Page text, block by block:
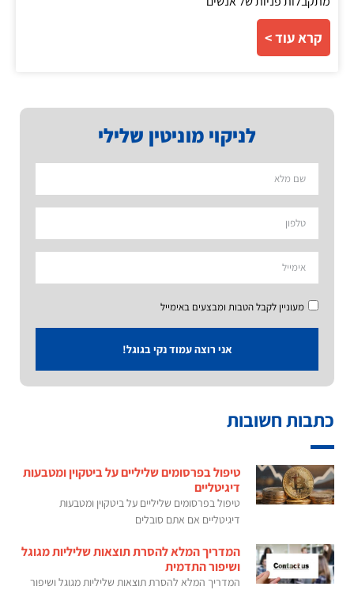
לניקוי מוניטין שלילי
מעוניין לקבל הטבות ומבצעים באימייל
אני רוצה עמוד נקי בגוגל!
כתבות חשובות
טיפול בפרסומים שליליים על ביטקוין ומטבעות
דיגיטליים
טיפול בפרסומים שליליים על ביטקוין ומטבעות
דיגיטליים אם אתם סובלים
המדריך המלא להסרת תוצאות שליליות מגוגל
ושיפור התדמית
המדריך המלא להסרת תוצאות שליליות מגוגל ושיפור
קרא עוד >